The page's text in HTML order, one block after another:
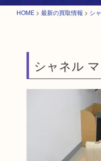
HOME > 最新の買取情報 > シ
シャネル